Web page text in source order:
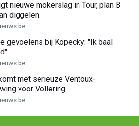
nieuwe mokerslag in Tour, plan B
diggelen
gevoelens bij Kopecky: "Ik baal
met serieuze Ventoux-
voor Vollering